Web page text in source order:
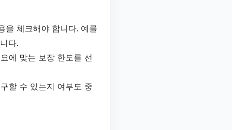
을 체크해야 합니다. 예를
다.
에 맞는 보장 한도를 선
할 수 있는지 여부도 중